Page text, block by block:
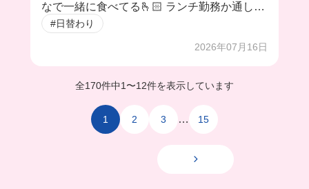
なで一緒に食べてる🫰🏻 ランチ勤務か通し勤
務の方にまかないが出るよ！
#日替わり
2026年07月16日
全170件中1〜12件を表示しています
1 2 3 … 15